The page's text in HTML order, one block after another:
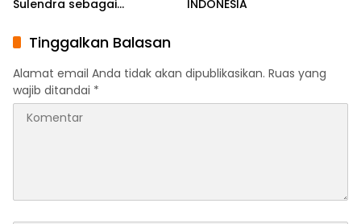
Sulendra sebagai
INDONESIA
Tinggalkan Balasan
Alamat email Anda tidak akan dipublikasikan. Ruas yang
wajib ditandai *